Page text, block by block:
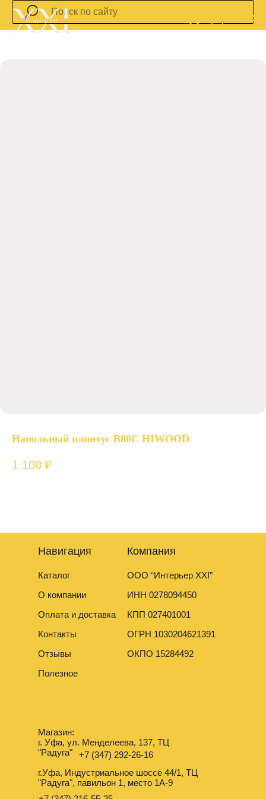
Напольный плинтус B80C HIWOOD
1 100 ₽
Навигация
Каталог
О компании
Оплата и доставка
Контакты
Отзывы
Полезное
Компания
ООО “Интерьер XXI”
ИНН 0278094450
КПП 027401001
ОГРН 1030204621391
ОКПО 15284492
Магазин:
г. Уфа, ул. Менделеева, 137, ТЦ
"Радуга"
г.Уфа, Индустриальное шоссе 44/1, ТЦ
"Радуга", павильон 1, место 1А-9
+7 (347) 292-26-16